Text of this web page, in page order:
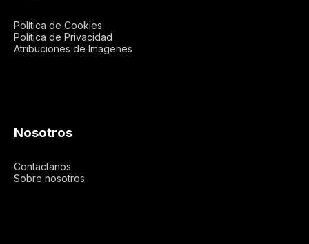
Política de Cookies
Política de Privacidad
Atribuciones de Imagenes
Nosotros
Contactanos
Sobre nosotros